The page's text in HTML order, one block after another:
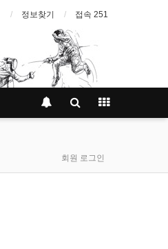
정보찾기 접속 251
회원 로그인